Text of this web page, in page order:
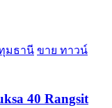
มธานี ขาย ทาวน์
40 Rangsit